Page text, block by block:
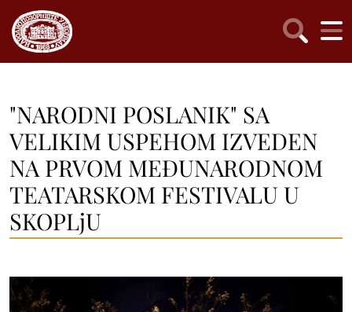
"NARODNI POSLANIK" SA
VELIKIM USPEHOM IZVEDEN
NA PRVOM MEĐUNARODNOM
TEATARSKOM FESTIVALU U
SKOPLjU